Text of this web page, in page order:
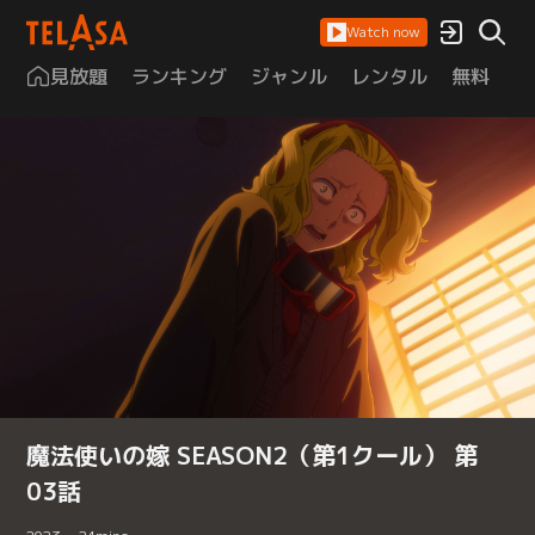
Watch now
見放題 ランキング ジャンル レンタル 無料
魔法使いの嫁 SEASON2（第1クール） 第
03話